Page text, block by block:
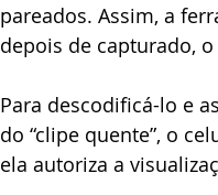
pareados. Assim, a
depois de capturado,
Para descodificá-lo e
do “clipe quente”, o
ela autoriza a